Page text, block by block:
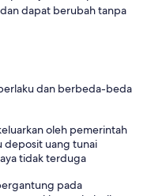
dapat berubah tanpa
dan berbeda-beda
oleh pemerintah
deposit uang tunai
tidak terduga
pada